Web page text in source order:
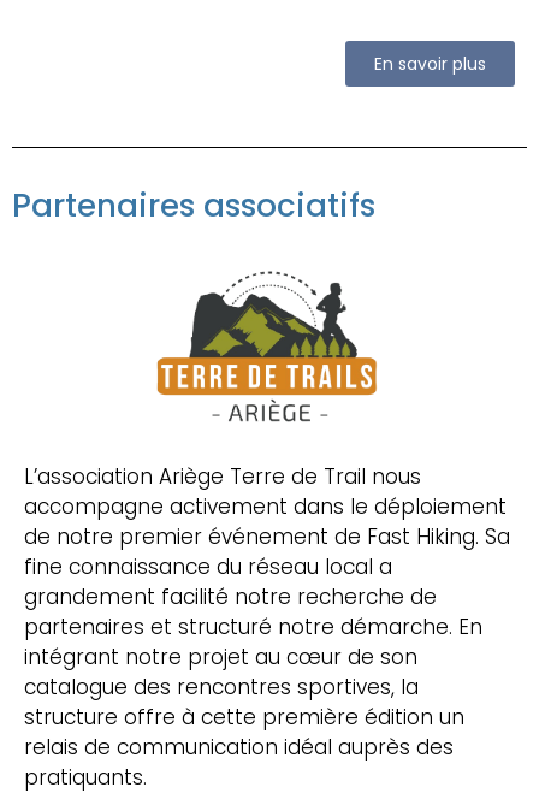
En savoir plus
Partenaires associatifs
L’association Ariège Terre de Trail nous
accompagne activement dans le déploiement
de notre premier événement de Fast Hiking. Sa
fine connaissance du réseau local a
grandement facilité notre recherche de
partenaires et structuré notre démarche. En
intégrant notre projet au cœur de son
catalogue des rencontres sportives, la
structure offre à cette première édition un
relais de communication idéal auprès des
pratiquants.